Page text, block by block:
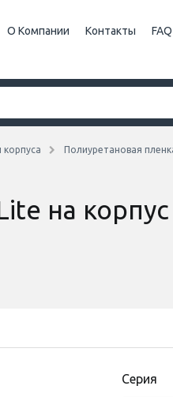
О Компании Контакты FAQ
Полиуретановая
на
Cерия